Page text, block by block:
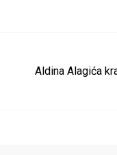
Aldina Alagića